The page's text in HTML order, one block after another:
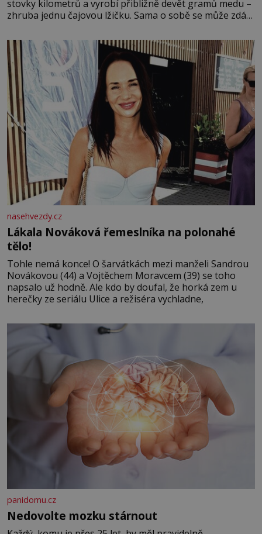
stovky kilometrů a vyrobí přibližně devět gramů medu –
zhruba jednu čajovou lžičku. Sama o sobě se může zdát
tisíc příslušnic svého včelstva, vznikne jeden z
nejdokonalejších organismů
nasehvezdy.cz
Lákala Nováková řemeslníka na polonahé
tělo!
Tohle nemá konce! O šarvátkách mezi manželi Sandrou
Novákovou (44) a Vojtěchem Moravcem (39) se toho
napsalo už hodně. Ale kdo by doufal, že horká zem u
herečky ze seriálu Ulice a režiséra vychladne,
panidomu.cz
Nedovolte mozku stárnout